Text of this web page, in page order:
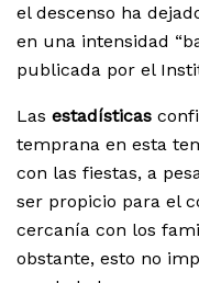
el descenso ha
en una intensidad
publicada por el
Las estadísticas
temprana en esta
con las fiestas, a
ser propicio para el
cercanía con los
obstante, esto no